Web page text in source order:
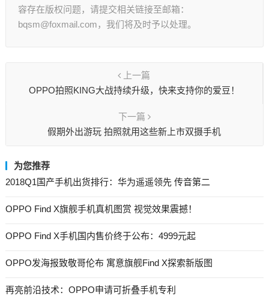
容存在版权问题，请提交相关链接至邮箱：
bqsm@foxmail.com，我们将及时予以处理。
上一篇
OPPO拍照KING大战持续升级，快来支持你的爱豆！
下一篇
假期外出游玩 拍照就用这些新上市双摄手机
为您推荐
2018Q1国产手机出货排行：华为遥遥领先 传音第二
OPPO Find X旗舰手机真机图赏 视觉效果震撼！
OPPO Find X手机国内售价终于公布：4999元起
OPPO发海报致敬哥伦布 寓意旗舰Find X探索新版图
再亮前沿技术：OPPO申请可折叠手机专利